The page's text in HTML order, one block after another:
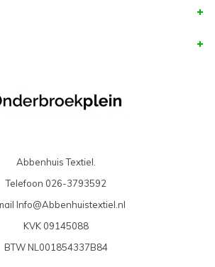
Abbenhuis Textiel.
Telefoon 026-3793592
Info@Abbenhuistextiel.nl
KVK 09145088
BTWNL001854337B84